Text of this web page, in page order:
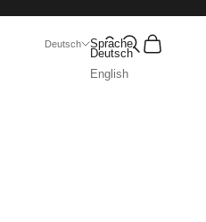
Deutsch Sprache
Deutsch
English
SuchenWarenkorb